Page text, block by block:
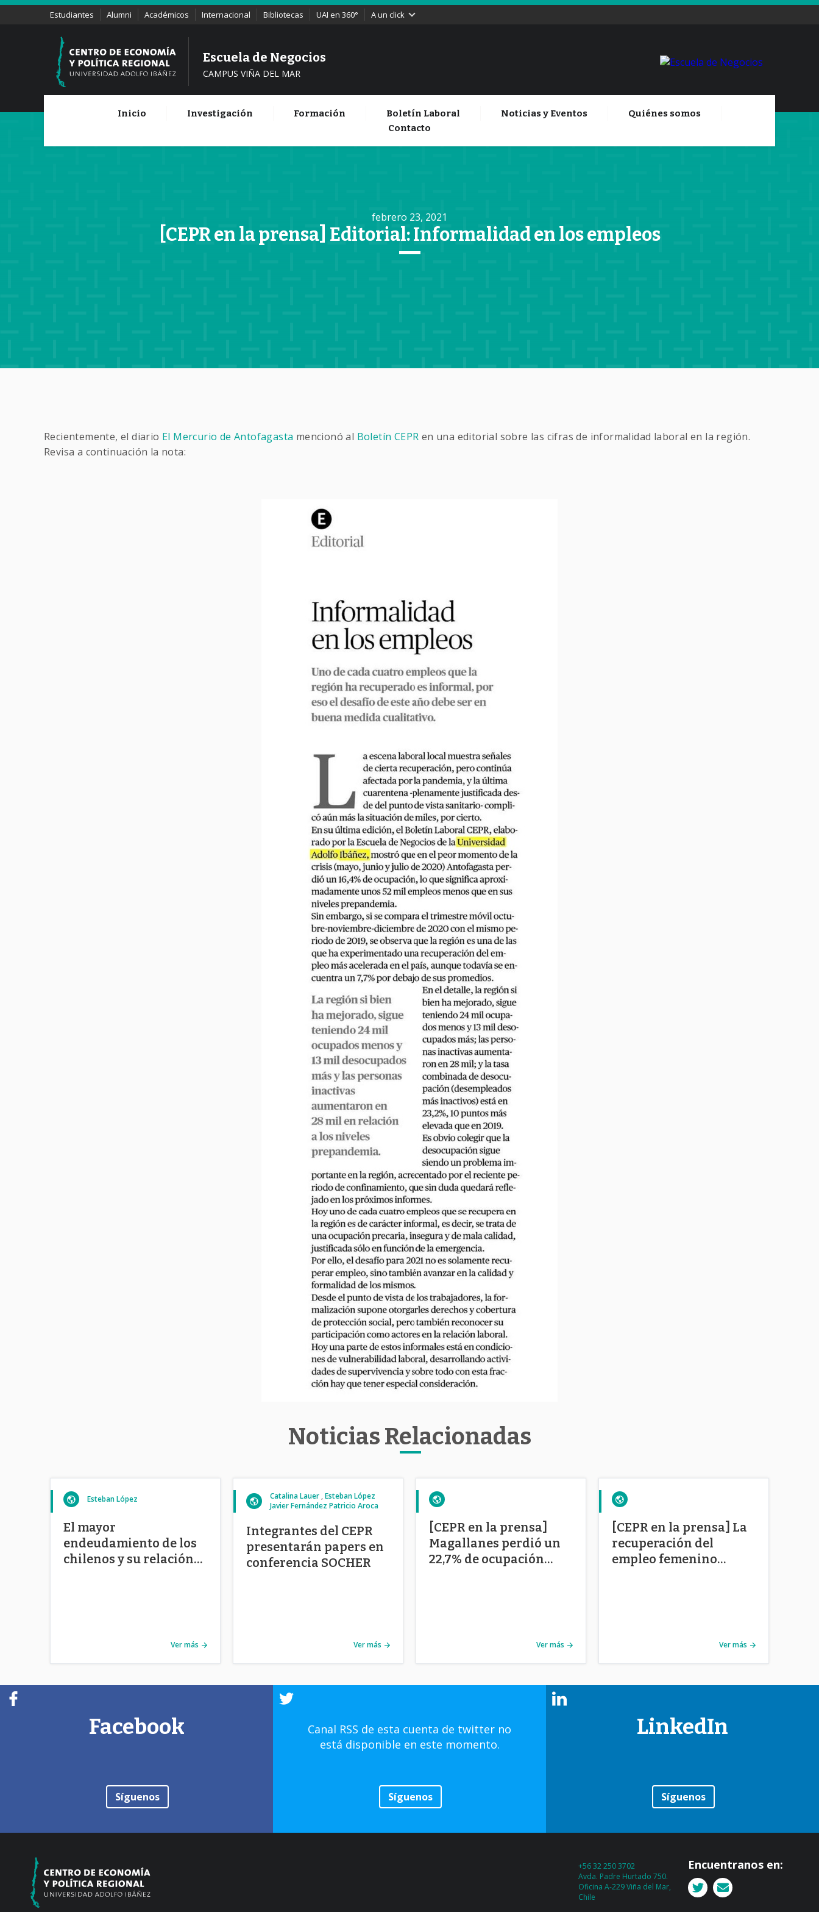
Estudiantes Alumni Académicos Internacional Bibliotecas UAI en 360° A un click
Escuela de Negocios
CAMPUS VIÑA DEL MAR
Inicio Investigación Formación Boletín Laboral Noticias y Eventos
Quiénes somos
Contacto
febrero 23, 2021
[CEPR en la prensa] Editorial: Informalidad en los empleos
Recientemente, el diario El Mercurio de Antofagasta mencionó al Boletín CEPR en una editorial sobre las cifras de informalidad laboral en la región.
Revisa a continuación la nota:
Noticias Relacionadas
Esteban López
El mayor
endeudamiento de los
chilenos y su relación
Ver más
Catalina Lauer Esteban López
Javier Fernández Patricio Aroca
Integrantes del CEPR
presentarán papers en
conferencia SOCHER
Ver más
[CEPR en la prensa]
Magallanes perdió un
22,7% de ocupación
Ver más
[CEPR en la prensa] La
recuperación del
empleo femenino
Ver más
Facebook
Síguenos
Canal RSS de esta cuenta de twitter no
está disponible en este momento.
Síguenos
LinkedIn
Síguenos
+56 32 250 3702
Avda. Padre Hurtado 750.
Oficina A-229 Viña del Mar,
Chile
Encuentranos en: